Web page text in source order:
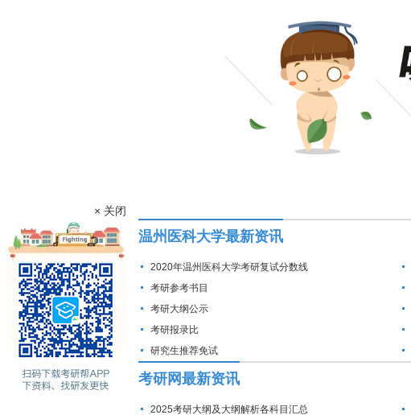
温州医科大学最新资讯
2020年温州医科大学考研复试分数线
考研参考书目
考研大纲公示
考研报录比
研究生推荐免试
考研网最新资讯
2025考研大纲及大纲解析各科目汇总
× 关闭